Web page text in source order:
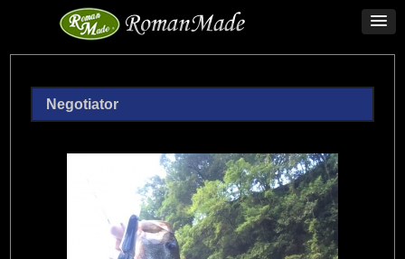
Negotiator